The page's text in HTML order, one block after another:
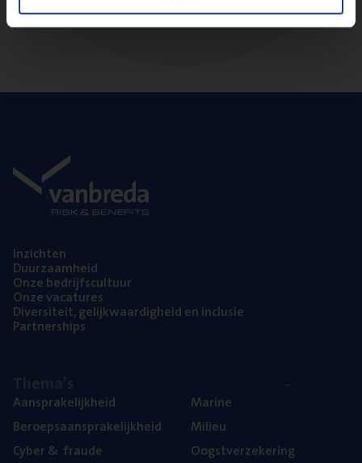
Inzich­ten
Duur­zaam­heid
Onze bedrijfs­cul­tuur
Onze vaca­tu­res
Diver­si­teit, gelijk­waar­dig­heid en inclusie
Part­ner­ships
Aan­spra­ke­lijk­heid
Beroeps­aan­spra­ke­lijk­heid
Cyber& fraude
Mari­ne
Mili­eu
Oogst­ver­ze­ke­ring